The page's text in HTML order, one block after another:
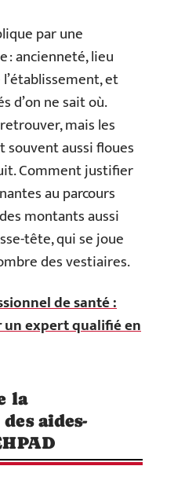
par une
: ancienneté, lieu
et
d’on ne sait où.
mais les
aussi floues
Comment justifier
au parcours
montants aussi
tête, qui se joue
des vestiaires.
de santé :
expert qualifié en
la
aides-